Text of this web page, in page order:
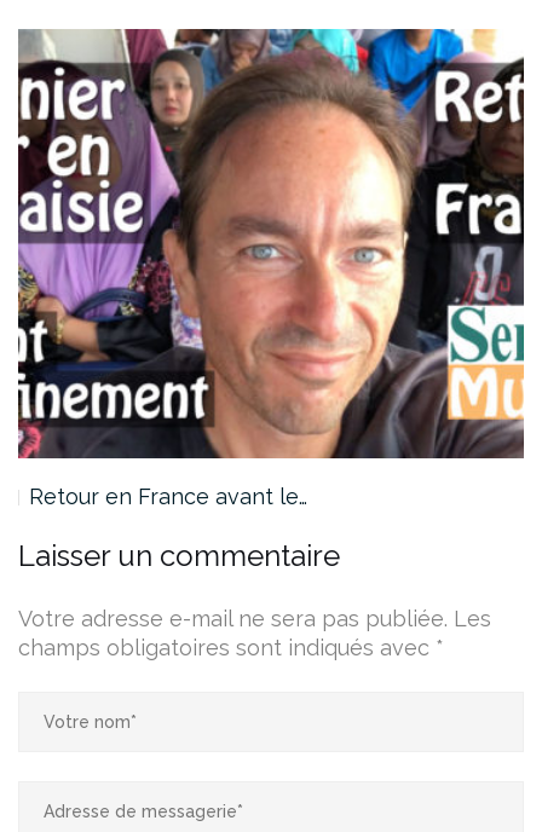
Retour en France avant le…
Laisser un commentaire
Votre adresse e-mail ne sera pas publiée. Les
champs obligatoires sont indiqués avec *